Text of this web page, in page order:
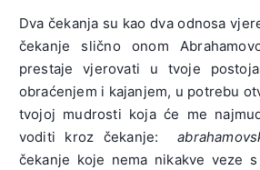
Dva čekanja su kao dva odnosa
čekanje slično onom
prestaje vjerovati u tvoje
obraćenjem i kajanjem, u potrebu
tvojoj mudrosti koja će me
voditi kroz čekanje:
čekanje koje nema nikakve veze